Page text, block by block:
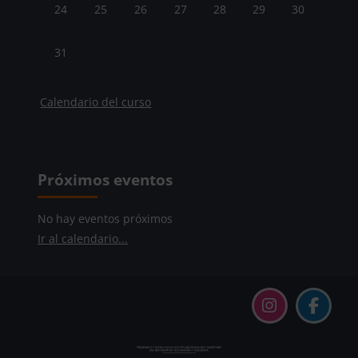
Sin eventos, lunes, 24 agosto
24 Sin eventos, martes, 25 agosto
25 Sin eventos, miércoles, 26 agosto
26 Sin eventos, jueves, 27 agosto
27 Sin eventos, viernes, 28
28 Sin eventos,
29 Sin
30
Sin eventos, lunes, 31 agosto
31
Calendario del curso
Bloques
Próximos eventos
No hay eventos próximos
Ir al calendario...